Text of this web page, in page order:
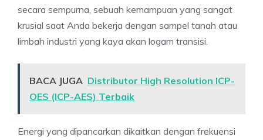
secara sempurna, sebuah kemampuan yang sangat
krusial saat Anda bekerja dengan sampel tanah atau
limbah industri yang kaya akan logam transisi.
BACA JUGA Distributor High Resolution ICP-
OES (ICP-AES) Terbaik
Energi yang dipancarkan dikaitkan dengan frekuensi